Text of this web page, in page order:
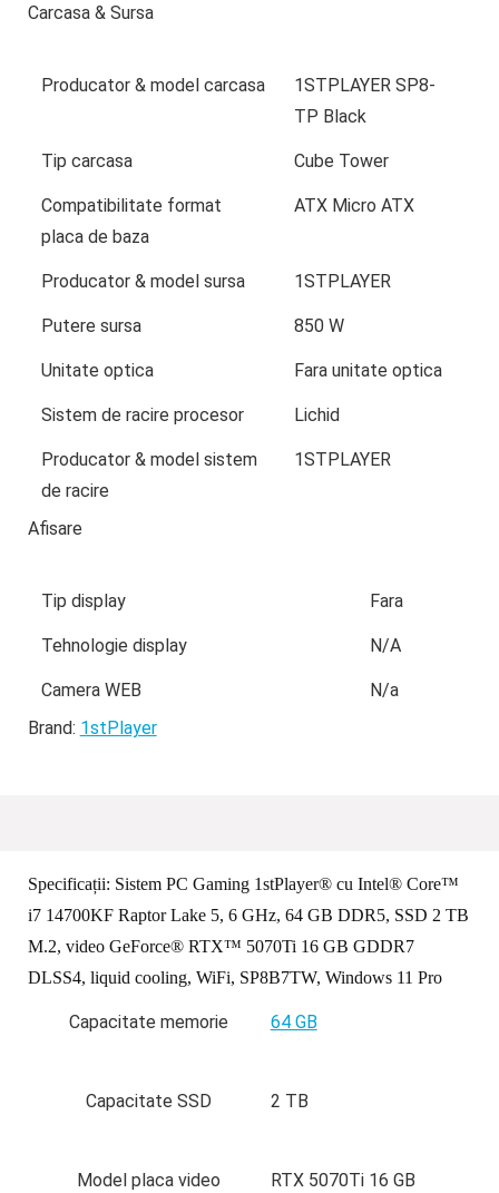
Carcasa & Sursa
Producator & model carcasa
1STPLAYER SP8-
TP Black
Tip carcasa Cube Tower
Compatibilitate format
placa de baza
ATX Micro ATX
Producator & model sursa 1STPLAYER
Putere sursa 850 W
Unitate optica Fara unitate optica
Sistem de racire procesor Lichid
Producator & model sistem
de racire
1STPLAYER
Afisare
Tip display Fara
Tehnologie display N/A
Camera WEB
N/a
Brand: 1stPlayer
Specificații: Sistem PC Gaming 1stPlayer® cu Intel® Core™
i7 14700KF Raptor Lake 5, 6 GHz, 64 GB DDR5, SSD 2 TB
M.2, video GeForce® RTX™ 5070Ti 16 GB GDDR7
DLSS4, liquid cooling, WiFi, SP8B7TW, Windows 11 Pro
Capacitate memorie 64 GB
Capacitate SSD 2 TB
Model placa video RTX 5070Ti 16 GB